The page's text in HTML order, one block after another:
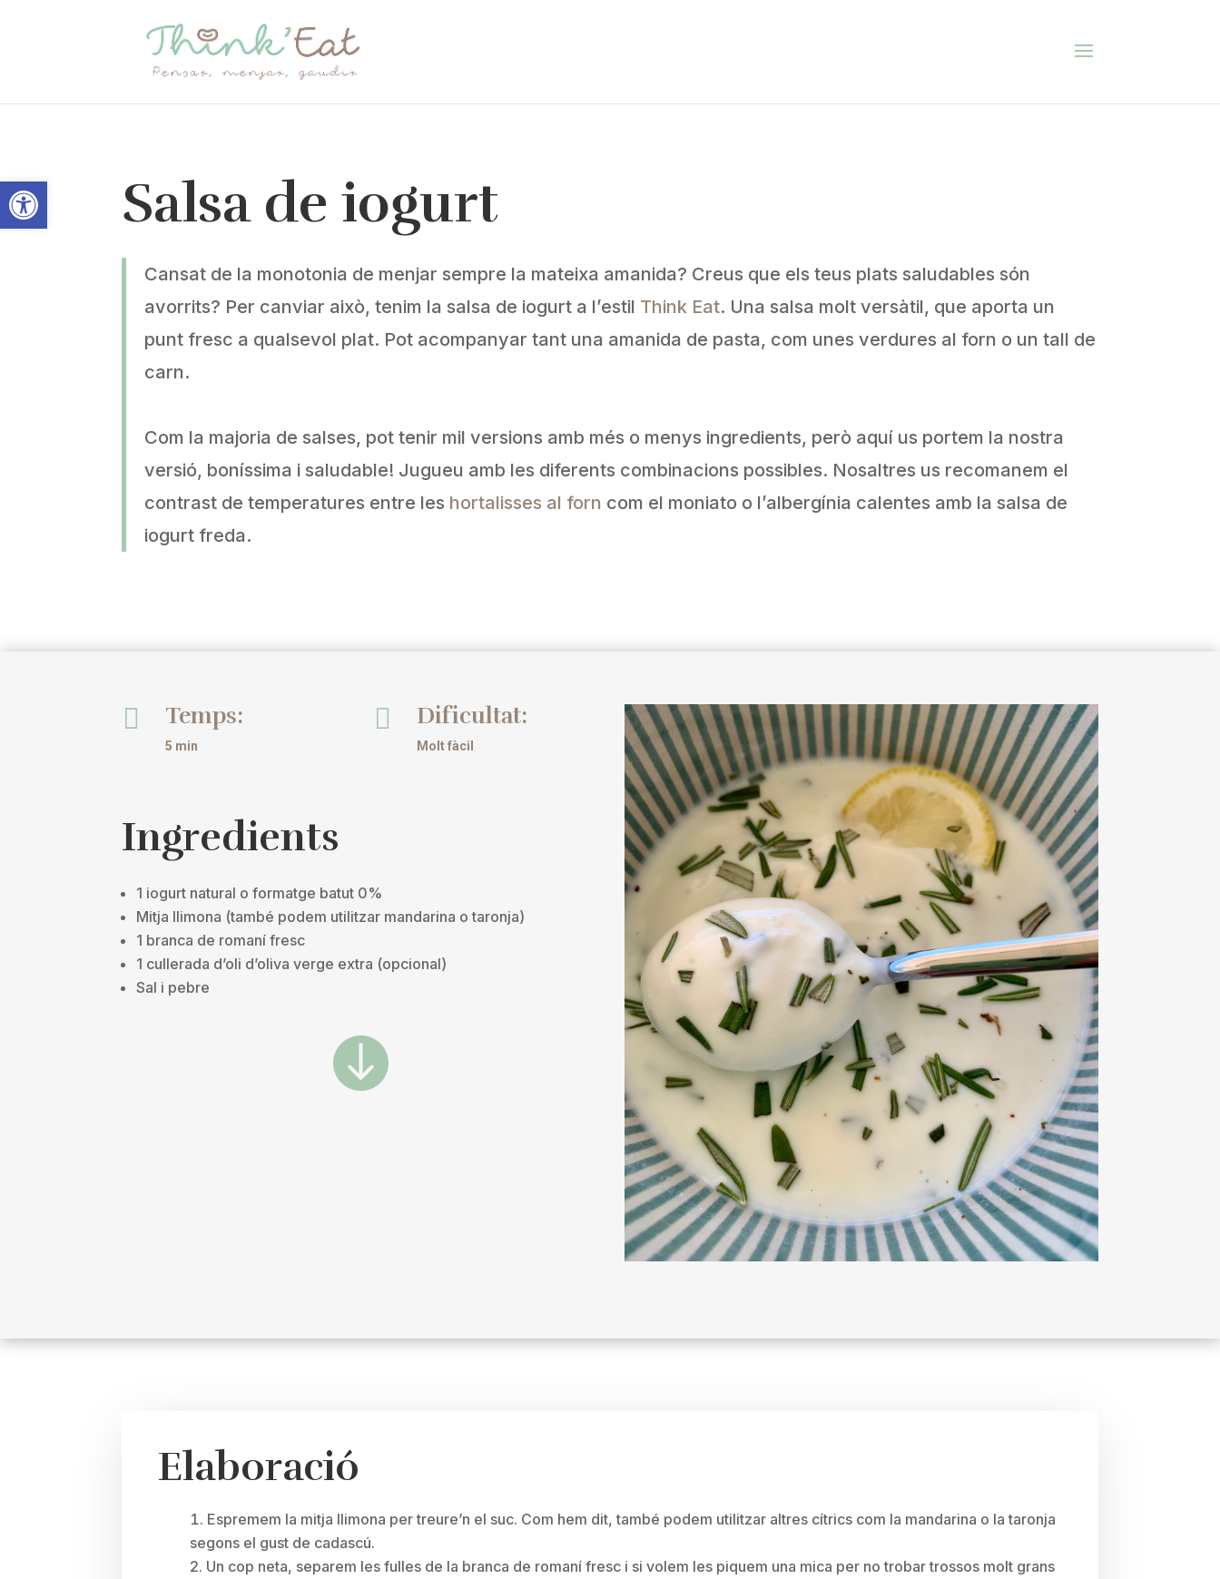
Obre la barra d'eines Salsa de iogurt
Cansat de la monotonia de menjar sempre la mateixa amanida? Creus que els teus plats saludables són
avorrits? Per canviar això, tenim la salsa de iogurt a l’estil Think Eat. Una salsa molt versàtil, que aporta un
punt fresc a qualsevol plat. Pot acompanyar tant una amanida de pasta, com unes verdures al forn o un tall de
carn.
Com la majoria de salses, pot tenir mil versions amb més o menys ingredients, però aquí us portem la nostra
versió, boníssima i saludable! Jugueu amb les diferents combinacions possibles. Nosaltres us recomanem el
contrast de temperatures entre les hortalisses al forn com el moniato o l’albergínia calentes amb la salsa de
iogurt freda.
 Temps:
5 min
 Dificultat:
Molt fàcil
Ingredients
1 iogurt natural o formatge batut 0%
Mitja llimona (també podem utilitzar mandarina o taronja)
1 branca de romaní fresc
1 cullerada d’oli d’oliva verge extra (opcional)
Sal i pebre

Elaboració
Espremem la mitja llimona per treure’n el suc. Com hem dit, també podem utilitzar altres cítrics com la mandarina o la taronja
segons el gust de cadascú.
Un cop neta, separem les fulles de la branca de romaní fresc i si volem les piquem una mica per no trobar trossos molt grans